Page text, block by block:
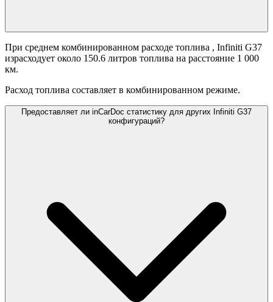
При среднем комбинированном расходе топлива , Infiniti G37
израсходует около 150.6 литров топлива на расстояние 1 000
км.
Расход топлива составляет в комбинированном режиме.
Предоставляет ли inCarDoc статистику для других Infiniti G37
конфигураций?